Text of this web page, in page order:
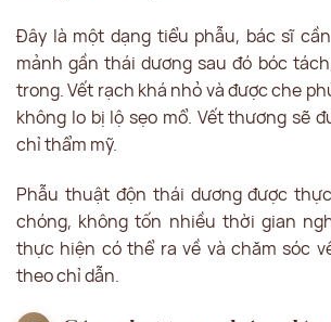
Đây là một dạng tiểu phẫu, bác sĩ
mảnh gần thái dương sau đó bóc
trong. Vết rạch khá nhỏ và được che
không lo bị lộ sẹo mổ. Vết thương sẽ
chỉ thẩm mỹ.
Phẫu thuật độn thái dương được
chóng, không tốn nhiều thời gian
thực hiện có thể ra về và chăm sóc
theo chỉ dẫn.